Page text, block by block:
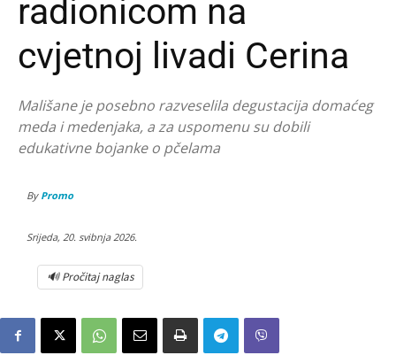
radionicom na
cvjetnoj livadi Cerina
Mališane je posebno razveselila degustacija domaćeg
meda i medenjaka, a za uspomenu su dobili
edukativne bojanke o pčelama
By Promo
Srijeda, 20. svibnja 2026.
🔊 Pročitaj naglas